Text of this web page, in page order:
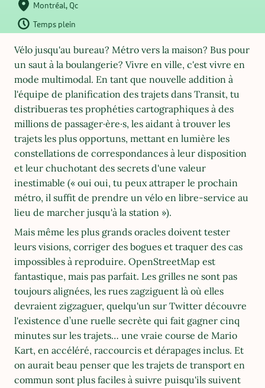
Montréal, Qc
Temps plein
Vélo jusqu'au bureau? Métro vers la maison? Bus pour
un saut à la boulangerie? Vivre en ville, c'est vivre en
mode multimodal. En tant que nouvelle addition à
l'équipe de planification des trajets dans Transit, tu
distribueras tes prophéties cartographiques à des
millions de passager·ère·s, les aidant à trouver les
trajets les plus opportuns, mettant en lumière les
constellations de correspondances à leur disposition
et leur chuchotant des secrets d'une valeur
inestimable (« oui oui, tu peux attraper le prochain
métro, il suffit de prendre un vélo en libre-service au
lieu de marcher jusqu'à la station »).
Mais même les plus grands oracles doivent tester
leurs visions, corriger des bogues et traquer des cas
impossibles à reproduire. OpenStreetMap est
fantastique, mais pas parfait. Les grilles ne sont pas
toujours alignées, les rues zagziguent là où elles
devraient zigzaguer, quelqu'un sur Twitter découvre
l'existence d’une ruelle secrète qui fait gagner cinq
minutes sur les trajets… une vraie course de Mario
Kart, en accéléré, raccourcis et dérapages inclus. Et
on aurait beau penser que les trajets de transport en
commun sont plus faciles à suivre puisqu'ils suivent